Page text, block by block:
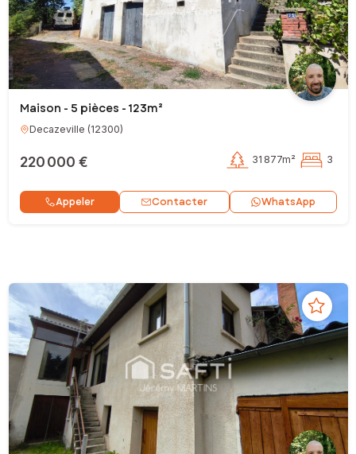
Maison - 5 pièces - 123m²
Decazeville (12300)
220 000 € 31 877m² 3
Appeler Contacter WhatsApp